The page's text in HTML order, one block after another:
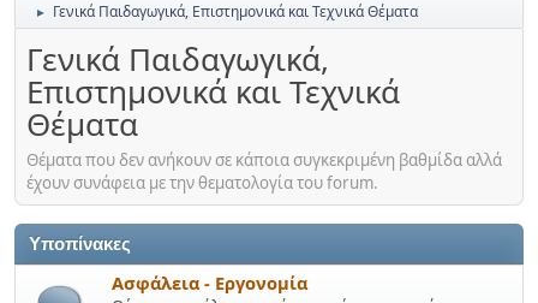
► Γενικά Παιδαγωγικά, Επιστημονικά και Τεχνικά Θέματα
Γενικά Παιδαγωγικά,
Επιστημονικά και Τεχνικά
Θέματα
Θέματα που δεν ανήκουν σε κάποια συγκεκριμένη βαθμίδα αλλά
έχουν συνάφεια με την θεματολογία του forum.
Υποπίνακες
Ασφάλεια - Εργονομία